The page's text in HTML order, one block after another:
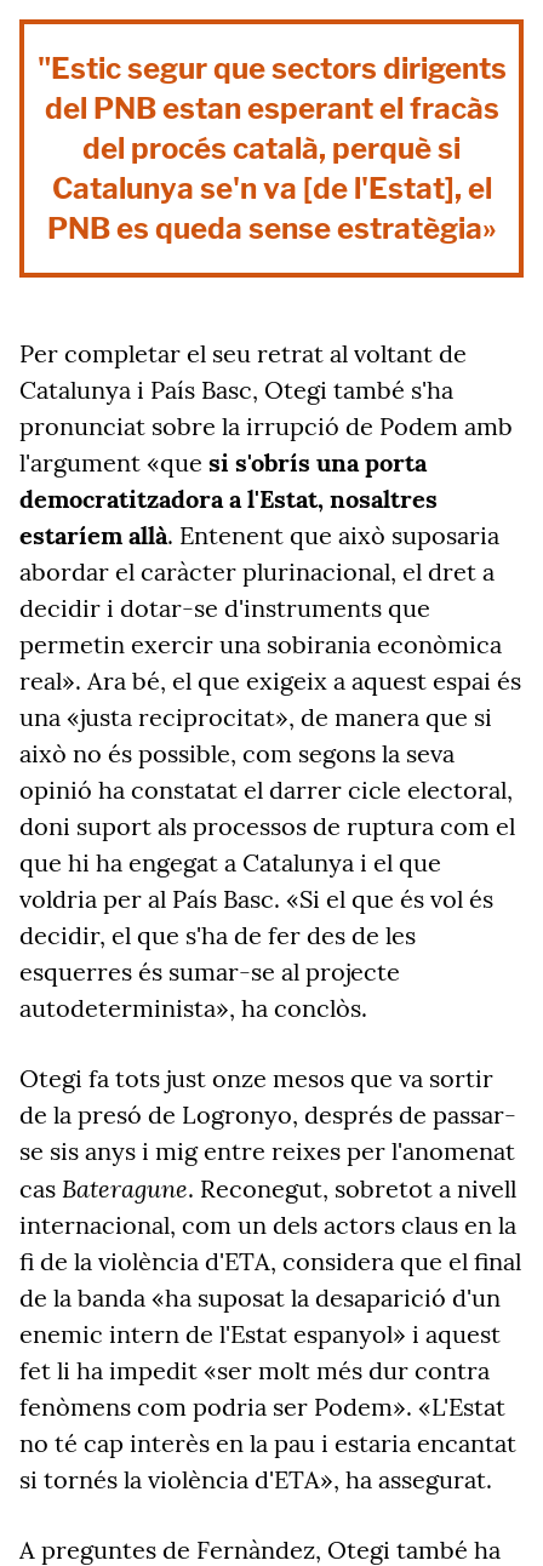
"Estic segur que sectors dirigents
del PNB estan esperant el fracàs
del procés català, perquè si
Catalunya se'n va [de l'Estat], el
PNB es queda sense estratègia»
Per completar el seu retrat al voltant de
Catalunya i País Basc, Otegi també s'ha
pronunciat sobre la irrupció de Podem amb
l'argument «que si s'obrís una porta
democratitzadora a l'Estat, nosaltres
estaríem allà. Entenent que això suposaria
abordar el caràcter plurinacional, el dret a
decidir i dotar-se d'instruments que
permetin exercir una sobirania econòmica
real». Ara bé, el que exigeix a aquest espai és
una «justa reciprocitat», de manera que si
això no és possible, com segons la seva
opinió ha constatat el darrer cicle electoral,
doni suport als processos de ruptura com el
que hi ha engegat a Catalunya i el que
voldria per al País Basc. «Si el que és vol és
decidir, el que s'ha de fer des de les
esquerres és sumar-se al projecte
autodeterminista», ha conclòs.
Otegi fa tots just onze mesos que va sortir
de la presó de Logronyo, després de passar-
se sis anys i mig entre reixes per l'anomenat
cas Bateragune. Reconegut, sobretot a nivell
internacional, com un dels actors claus en la
fi de la violència d'ETA, considera que el final
de la banda «ha suposat la desaparició d'un
enemic intern de l'Estat espanyol» i aquest
fet li ha impedit «ser molt més dur contra
fenòmens com podria ser Podem». «L'Estat
no té cap interès en la pau i estaria encantat
si tornés la violència d'ETA», ha assegurat.
A preguntes de Fernàndez, Otegi també ha